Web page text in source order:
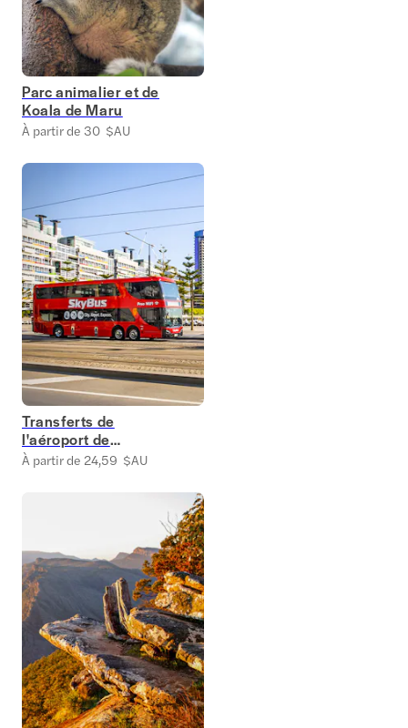
Parc animalier et de
Koala de Maru
À partir de 30 $AU
Transferts de
l'aéroport de
Melbourne
À partir de 24,59 $AU